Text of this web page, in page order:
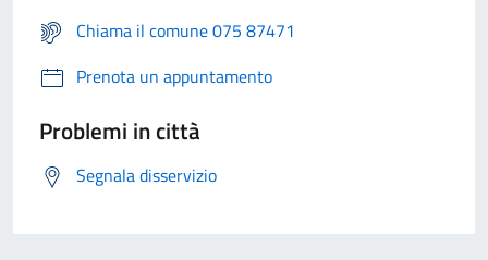
Chiama il comune 075 87471
Prenota un appuntamento
Problemi in città
Segnala disservizio